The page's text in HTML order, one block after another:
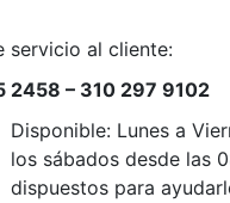
servicio al cliente:
2458 – 310 297 9102
Disponible: Lunes a
los sábados desde las
dispuestos para